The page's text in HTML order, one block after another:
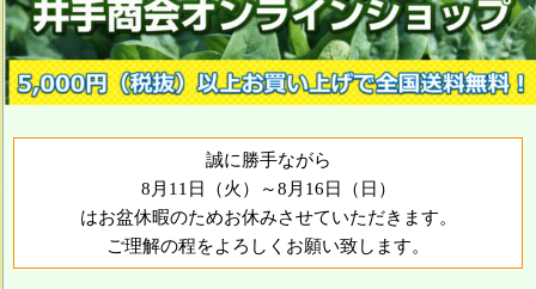
誠に勝手ながら
8月11日（火）～8月16日（日）
はお盆休暇のためお休みさせていただきます。
ご理解の程をよろしくお願い致します。